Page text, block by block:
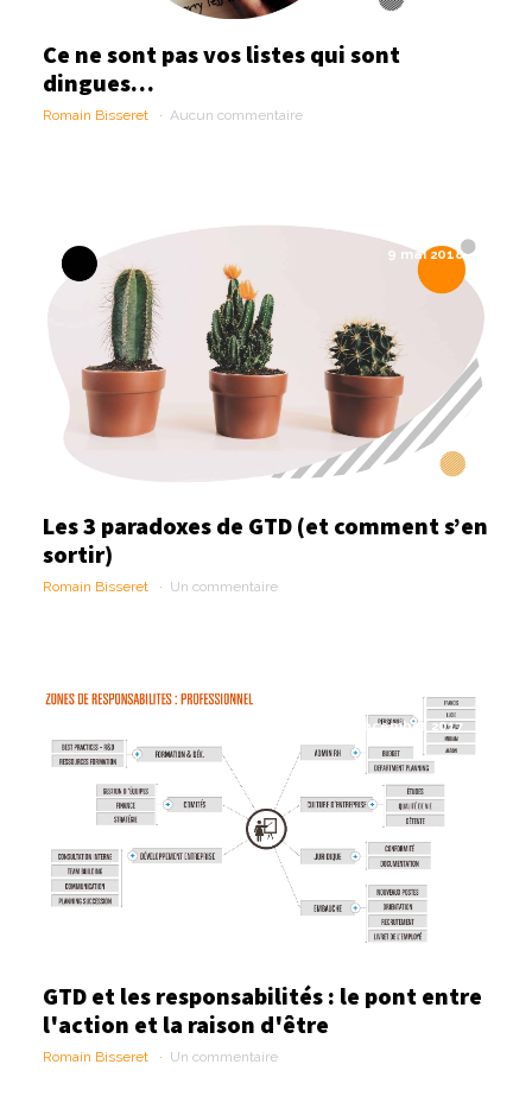
Ce ne sont pas vos listes qui sont
dingues…
Romain Bisseret Aucun commentaire
9 mai 2018
Les 3 paradoxes de GTD (et comment s’en
sortir)
Romain Bisseret Un commentaire
12 décembre 2017
GTD et les responsabilités : le pont entre
l'action et la raison d'être
Romain Bisseret Un commentaire